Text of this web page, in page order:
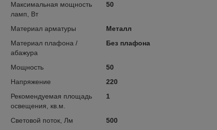
Максимальная мощность
ламп, Вт
50
Материал арматуры
Металл
Материал плафона /
абажура
Без плафона
Мощность
50
Напряжение
220
Рекомендуемая площадь
освещения, кв.м.
1
Световой поток, Лм
500